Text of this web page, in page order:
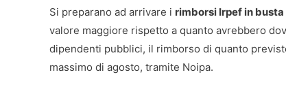
Si preparano ad arrivare i rimborsi Irpef in busta
valore maggiore rispetto a quanto avrebbero
dipendenti pubblici, il rimborso di quanto
massimo di agosto, tramite Noipa.